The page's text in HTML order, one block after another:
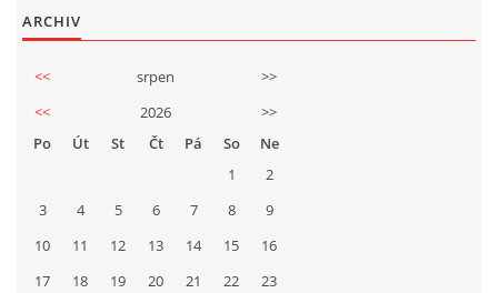
ARCHIV
<< srpen
>>
<<
2026
>>
Po
Út St Čt Pá So
Ne
1
2
3
4 5 6 7 8
9
10
11 12 13 14 15
16
17
18 19 20 21 22
23